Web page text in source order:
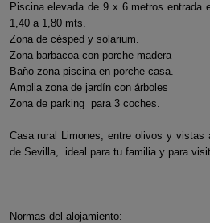
Piscina elevada de 9 x 6 metros entrada
1,40 a 1,80 mts.
Zona de césped y solarium.
Zona barbacoa con porche madera
Baño zona piscina en porche casa.
Amplia zona de jardín con árboles
Zona de parking para 3 coches.
Casa rural Limones, entre olivos y vistas
de Sevilla, ideal para tu familia y para
Normas del alojamiento: